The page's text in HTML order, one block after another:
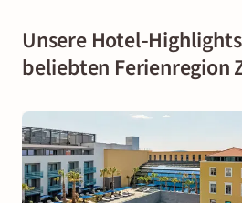
Unsere Hotel-
beliebten Ferienregion